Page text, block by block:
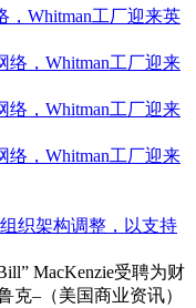
Whitman工厂迎来英
组织架构调整，以支持
MacKenzie受聘为财
克–（美国商业资讯）